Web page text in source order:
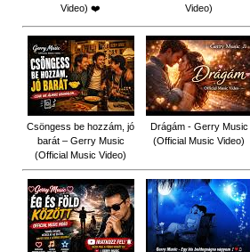
Video) ❤️
Video)
Csöngess be hozzám, jó
barát – Gerry Music
(Official Music Video)
Drágám - Gerry Music
(Official Music Video)